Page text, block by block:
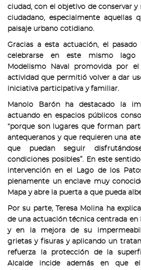
ciudad, con el objetivo de conservar y
ciudadano, especialmente aquellas
paisaje urbano cotidiano.
Gracias a esta actuación, el
celebrarse en este mismo lago
Modelismo Naval promovida por
actividad que permitió volver a dar
iniciativa participativa y familiar.
Manolo Barón ha destacado la
actuando en espacios públicos
“porque son lugares que forman
antequeranos y que requieren una
que puedan seguir
condiciones posibles”. En este
intervención en el Lago de los
plenamente un enclave muy
Mapa y abre la puerta a que pueda
Por su parte, Teresa Molina ha
de una actuación técnica centrada en
y en la mejora de su
grietas y fisuras y aplicando un
refuerza la protección de la
Alcalde incide además en que